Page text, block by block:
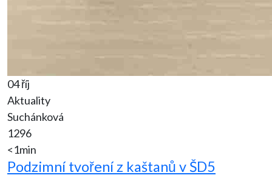
04 říj
Aktuality
Suchánková
1296
<1min
Podzimní tvoření z kaštanů v ŠD5